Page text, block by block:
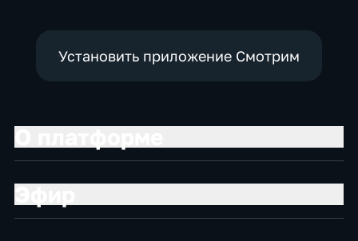
Установить приложение Смотрим